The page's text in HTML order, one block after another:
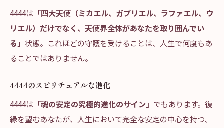
4444は 「四大天使（ミカエル、ガブリエル、ラファエル、ウ
リエル）だけでなく、天使界全体があなたを取り囲んでい
る」 状態。これほどの守護を受けることは、人生で何度もあ
ることではありません。
4444のスピリチュアルな進化
4444は 「魂の安定の究極的進化のサイン」 でもあります。復
縁を望むあなたが、人生において完全な安定の中心を持つ、